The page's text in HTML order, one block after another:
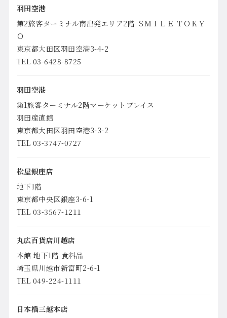
羽田空港
第2旅客ターミナル南出発エリア2階 ＳＭＩＬＥ ＴＯＫＹ
Ｏ
東京都大田区羽田空港3-4-2
TEL 03-6428-8725
羽田空港
第1旅客ターミナル2階マーケットプレイス
羽田産直館
東京都大田区羽田空港3-3-2
TEL 03-3747-0727
松屋銀座店
地下1階
東京都中央区銀座3-6-1
TEL 03-3567-1211
丸広百貨店川越店
本館 地下1階 食料品
埼玉県川越市新富町2-6-1
TEL 049-224-1111
日本橋三越本店